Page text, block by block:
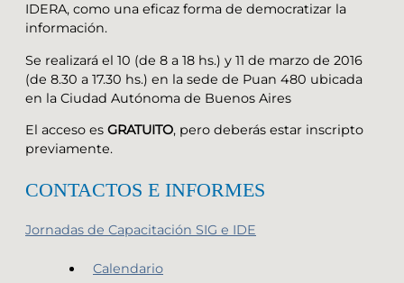
IDERA, como una eficaz forma de democratizar la
información.
Se realizará el 10 (de 8 a 18 hs.) y 11 de marzo de 2016
(de 8.30 a 17.30 hs.) en la sede de Puan 480 ubicada
en la Ciudad Autónoma de Buenos Aires
El acceso es GRATUITO, pero deberás estar inscripto
previamente.
CONTACTOS E INFORMES
Jornadas de Capacitación SIG e IDE
Calendario